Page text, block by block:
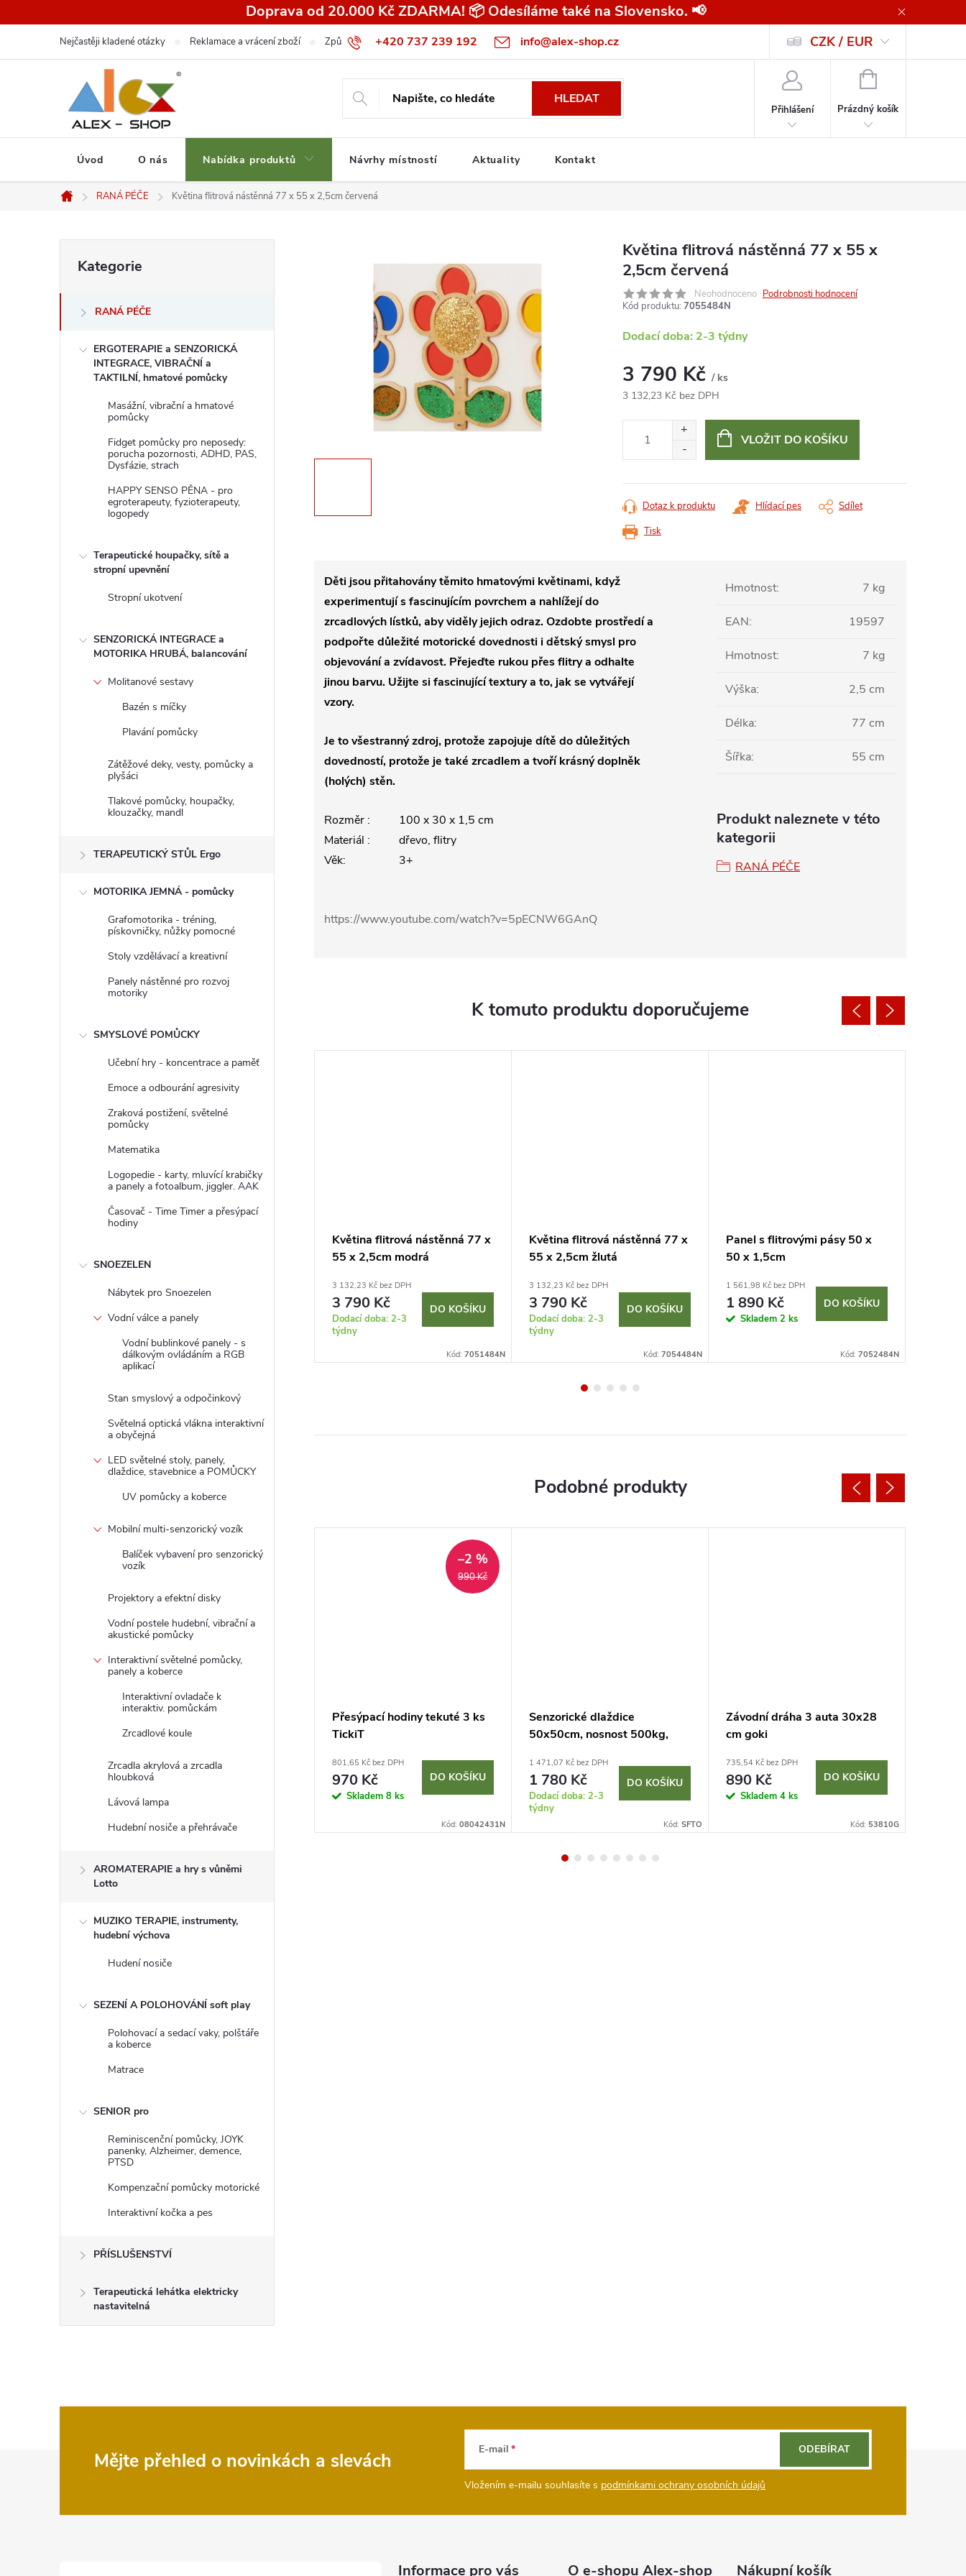
na
Doprava od 20.000 Kč ZDARMA! 📦 Odesíláme také na Slovensko. 📢
+420 737 239 192 info@alex-shop.cz
Nejčastěji kladené otázky Reklamace a vrácení zboží Způsob dopravy Všeobecné obchodní podmínky pro spotřebitele Všeobecné obchodní podmínky pro kupující společnosti
CZK / EUR
HLEDAT
Přihlášení
NÁKUPNÍ
Prázdný košík
Úvod O nás Nabídka produktů Návrhy místností Aktuality Kontakt
Domů
RANÁ PÉČE Květina flitrová nástěnná 77 x 55 x 2,5cm červená
o
s
kategorie
Kategorie
RANÁ PÉČE
ERGOTERAPIE a SENZORICKÁ
INTEGRACE, VIBRAČNÍ a
TAKTILNÍ, hmatové pomůcky
Masážní, vibrační a hmatové
pomůcky
Fidget pomůcky pro neposedy:
porucha pozornosti, ADHD, PAS,
Dysfázie, strach
HAPPY SENSO PĚNA - pro
egroterapeuty, fyzioterapeuty,
logopedy
Terapeutické houpačky, sítě a
stropní upevnění
Stropní ukotvení
SENZORICKÁ INTEGRACE a
MOTORIKA HRUBÁ, balancování
Molitanové sestavy
Bazén s míčky
Plavání pomůcky
Zátěžové deky, vesty, pomůcky a
plyšáci
Tlakové pomůcky, houpačky,
klouzačky, mandl
TERAPEUTICKÝ STŮL Ergo
MOTORIKA JEMNÁ - pomůcky
Grafomotorika - tréning,
pískovničky, nůžky pomocné
Stoly vzdělávací a kreativní
Panely nástěnné pro rozvoj
motoriky
SMYSLOVÉ POMŮCKY
Učební hry - koncentrace a paměť
Emoce a odbourání agresivity
Zraková postižení, světelné
pomůcky
Matematika
Logopedie - karty, mluvící krabičky
a panely a fotoalbum, jiggler. AAK
Časovač - Time Timer a přesýpací
hodiny
SNOEZELEN
Nábytek pro Snoezelen
Vodní válce a panely
Vodní bublinkové panely - s
dálkovým ovládáním a RGB
aplikací
Stan smyslový a odpočinkový
Světelná optická vlákna interaktivní
a obyčejná
LED světelné stoly, panely,
dlaždice, stavebnice a POMŮCKY
UV pomůcky a koberce
Mobilní multi-senzorický vozík
Balíček vybavení pro senzorický
vozík
Projektory a efektní disky
Vodní postele hudební, vibrační a
akustické pomůcky
Interaktivní světelné pomůcky,
panely a koberce
Interaktivní ovladače k
interaktiv. pomůckám
Zrcadlové koule
Zrcadla akrylová a zrcadla
hloubková
Lávová lampa
Hudební nosiče a přehrávače
AROMATERAPIE a hry s vůněmi
Lotto
MUZIKO TERAPIE, instrumenty,
hudební výchova
Hudení nosiče
SEZENÍ A POLOHOVÁNÍ soft play
Polohovací a sedací vaky, polštáře
a koberce
Matrace
SENIOR pro
Reminiscenční pomůcky, JOYK
panenky, Alzheimer, demence,
PTSD
Kompenzační pomůcky motorické
Interaktivní kočka a pes
PŘÍSLUŠENSTVÍ
Terapeutická lehátka elektricky
nastavitelná
Květina flitrová nástěnná 77 x 55 x
2,5cm červená
Neohodnoceno Podrobnosti hodnocení
Kód produktu: 7055484N
Dodací doba: 2-3 týdny
3 790 Kč / ks
3 132,23 Kč bez DPH
VLOŽIT DO KOŠÍKU
Tisk
Dotaz k produktu Hlídací pes Sdílet
Děti jsou přitahovány těmito hmatovými květinami, když
experimentují s fascinujícím povrchem a nahlížejí do
zrcadlových lístků, aby viděly jejich odraz.Ozdobte prostředí a
podpořte důležité motorické dovednosti i dětský smysl pro
objevování a zvídavost. Přejeďte rukou přes flitry a odhalte
jinou barvu. Užijte si fascinující textury a to, jak se vytvářejí
vzory.
Je to všestranný zdroj, protože zapojuje dítě do důležitých
dovedností, protože je také zrcadlem a tvoří krásný doplněk
(holých) stěn.
Rozměr :
100 x 30 x 1,5 cm
Materiál :
dřevo, flitry
Věk:
3+
https://www.youtube.com/watch?v=5pECNW6GAnQ
Hmotnost: 7 kg
EAN: 19597
Hmotnost: 7 kg
Výška: 2,5 cm
Délka: 77 cm
Šířka: 55 cm
Produkt naleznete v této
kategorii
RANÁ PÉČE
K tomuto produktu doporučujeme
80x25cm
3 490 Kč
Dodací doba: 2-3
Květina flitrová nástěnná 77 x
55 x 2,5cm modrá
3 132,23 Kč bez DPH
3 790 Kč
Dodací doba: 2-3
týdny
DO KOŠÍKU
Kód: 7051484N
Květina flitrová nástěnná 77 x
55 x 2,5cm žlutá
3 132,23 Kč bez DPH
3 790 Kč
Dodací doba: 2-3
týdny
DO KOŠÍKU
Kód: 7054484N
Panel s flitrovými pásy 50 x
50 x 1,5cm
1 561,98 Kč bez DPH
1 890 Kč
Skladem 2 ks
DO KOŠÍKU
Kód: 7052484N
58335 G
–16 %
Tréning motoriky - osmička
28x13 cm goki
214,88 Kč bez DPH
260 Kč
990 Kč
–2 %
Přesýpací hodiny tekuté 3 ks
TickiT
801,65 Kč bez DPH
970 Kč
Skladem 8 ks
DO KOŠÍKU
Kód: 08042431N
Senzorické dlaždice
50x50cm, nosnost 500kg,
1 471,07 Kč bez DPH
1 780 Kč
Dodací doba: 2-3
týdny
DO KOŠÍKU
Kód: SFTO
Závodní dráha 3 auta 30x28
cm goki
735,54 Kč bez DPH
890 Kč
Skladem 4 ks
DO KOŠÍKU
Kód: 53810G
Mějte přehled o novinkách a slevách E-mail
Vložením e-mailu souhlasíte s podmínkami ochrany osobních údajů
ODEBÍRAT
Informace pro vás O e-shopu Alex-shop Nákupní košík